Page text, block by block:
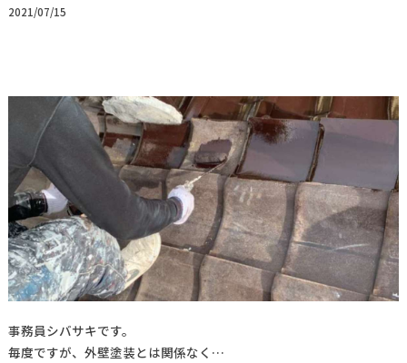
2021/07/15
事務員シバサキです。
毎度ですが、外壁塗装とは関係なく…